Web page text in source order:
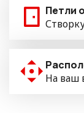
Петли
На ваш